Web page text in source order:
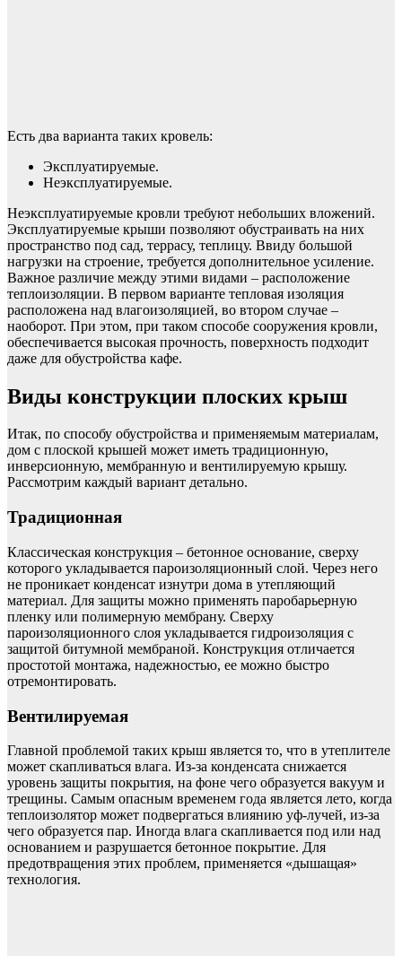
Есть два варианта таких кровель:
Эксплуатируемые.
Неэксплуатируемые.
Неэксплуатируемые кровли требуют небольших вложений.
Эксплуатируемые крыши позволяют обустраивать на них
пространство под сад, террасу, теплицу. Ввиду большой
нагрузки на строение, требуется дополнительное усиление.
Важное различие между этими видами – расположение
теплоизоляции. В первом варианте тепловая изоляция
расположена над влагоизоляцией, во втором случае –
наоборот. При этом, при таком способе сооружения кровли,
обеспечивается высокая прочность, поверхность подходит
даже для обустройства кафе.
Виды конструкции плоских крыш
Итак, по способу обустройства и применяемым материалам,
дом с плоской крышей может иметь традиционную,
инверсионную, мембранную и вентилируемую крышу.
Рассмотрим каждый вариант детально.
Традиционная
Классическая конструкция – бетонное основание, сверху
которого укладывается пароизоляционный слой. Через него
не проникает конденсат изнутри дома в утепляющий
материал. Для защиты можно применять паробарьерную
пленку или полимерную мембрану. Сверху
пароизоляционного слоя укладывается гидроизоляция с
защитой битумной мембраной. Конструкция отличается
простотой монтажа, надежностью, ее можно быстро
отремонтировать.
Вентилируемая
Главной проблемой таких крыш является то, что в утеплителе
может скапливаться влага. Из-за конденсата снижается
уровень защиты покрытия, на фоне чего образуется вакуум и
трещины. Самым опасным временем года является лето, когда
теплоизолятор может подвергаться влиянию уф-лучей, из-за
чего образуется пар. Иногда влага скапливается под или над
основанием и разрушается бетонное покрытие. Для
предотвращения этих проблем, применяется «дышащая»
технология.